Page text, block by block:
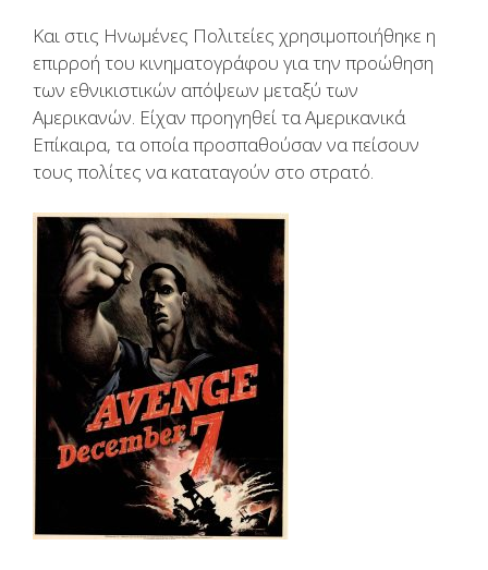
Και στις Ηνωμένες Πολιτείες χρησιμοποιήθηκε η
επιρροή του κινηματογράφου για την προώθηση
των εθνικιστικών απόψεων μεταξύ των
Αμερικανών. Είχαν προηγηθεί τα Αμερικανικά
Επίκαιρα, τα οποία προσπαθούσαν να πείσουν
τους πολίτες να καταταγούν στο στρατό.